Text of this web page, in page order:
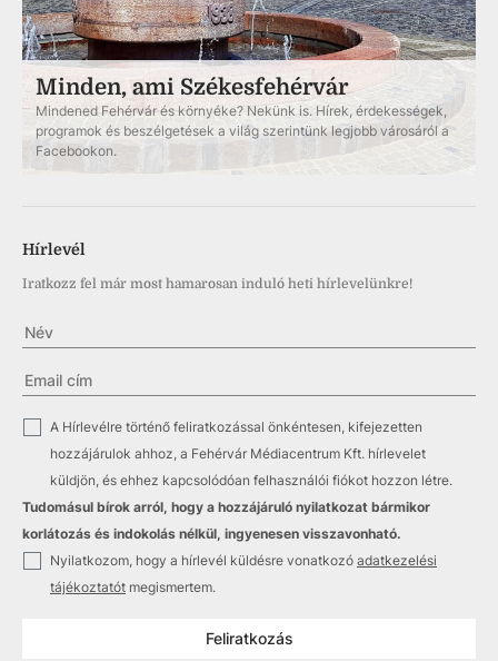
Minden, ami Székesfehérvár
Mindened Fehérvár és környéke? Nekünk is. Hírek, érdekességek,
programok és beszélgetések a világ szerintünk legjobb városáról a
Facebookon.
Hírlevél
Iratkozz fel már most hamarosan induló heti hírlevelünkre!
A Hírlevélre történő feliratkozással önkéntesen, kifejezetten
hozzájárulok ahhoz, a Fehérvár Médiacentrum Kft. hírlevelet
küldjön, és ehhez kapcsolódóan felhasználói fiókot hozzon létre.
Tudomásul bírok arról, hogy a hozzájáruló nyilatkozat bármikor
korlátozás és indokolás nélkül, ingyenesen visszavonható.
Nyilatkozom, hogy a hírlevél küldésre vonatkozó adatkezelési
tájékoztatót megismertem.
Feliratkozás